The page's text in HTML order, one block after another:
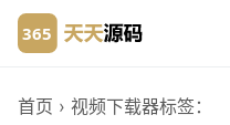
首页 › 视频下载器标签：